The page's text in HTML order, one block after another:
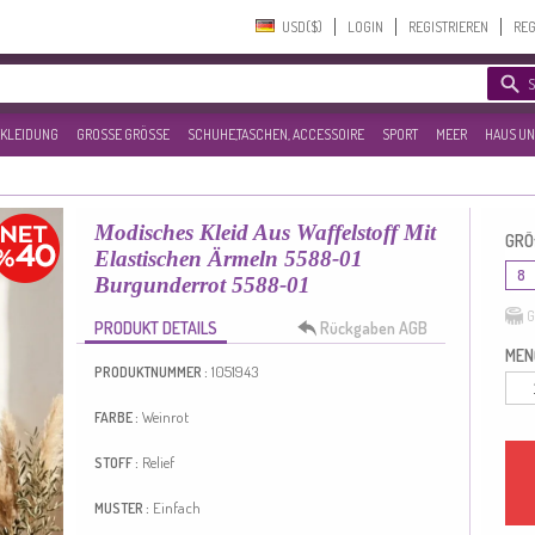
USD($)‎ LOGIN REGISTRIEREN
GROSSE GRÖSSE SCHUHE,TASCHEN, ACCESSOIRE SPORT MEER HAUS
Modisches Kleid Aus Waffelstoff Mit
Elastischen Ärmeln 5588-01
Burgunderrot 5588-01
PRODUKT DETAILS Rückgaben AGB
PRODUKTNUMMER : 1051943
FARBE : Weinrot
STOFF : Relief
MUSTER : Einfach
8